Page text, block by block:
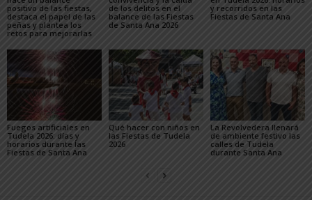
positivo de las fiestas,
destaca el papel de las
peñas y plantea los
retos para mejorarlas
de los delitos en el
balance de las Fiestas
de Santa Ana 2026
y recorridos en las
Fiestas de Santa Ana
Fuegos artificiales en
Tudela 2026: días y
horarios durante las
Fiestas de Santa Ana
Qué hacer con niños en
las Fiestas de Tudela
2026
La Revolvedera llenará
de ambiente festivo las
calles de Tudela
durante Santa Ana